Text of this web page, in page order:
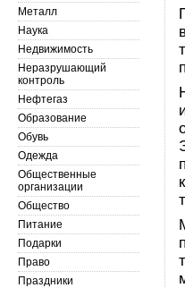
Металл
Наука
Недвижимость
Неразрушающий
контроль
Нефтегаз
Образование
Обувь
Одежда
Общественные
организации
Общество
Питание
Подарки
Право
Праздники